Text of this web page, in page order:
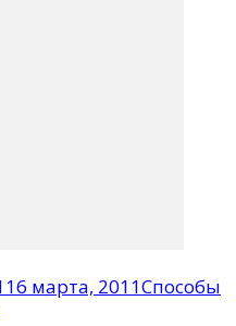
16 марта, 2011Способы